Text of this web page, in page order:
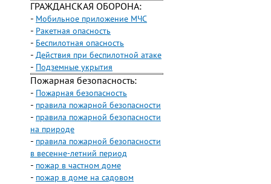
ГРАЖДАНСКАЯ ОБОРОНА:
- Мобильное приложение МЧС
- Ракетная опасность
- Беспилотная опасность
- Действия при беспилотной атаке
- Подземные укрытия
Пожарная безопасность:
- Пожарная безопасность
- правила пожарной безопасности
- правила пожарной безопасности
на природе
- правила пожарной безопасности
в весенне-летний период
- пожар в частном доме
- пожар в доме на садовом